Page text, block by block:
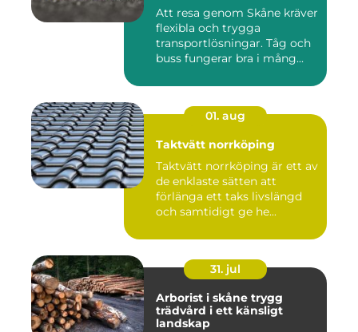
Att resa genom Skåne kräver
flexibla och trygga
transportlösningar. Tåg och
buss fungerar bra i mång...
01. aug
Taktvätt norrköping
Taktvätt norrköping är ett av
de enklaste sätten att
förlänga ett taks livslängd
och samtidigt ge he...
31. jul
Arborist i skåne trygg
trädvård i ett känsligt
landskap